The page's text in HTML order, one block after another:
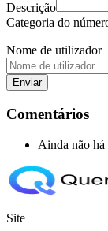
Descrição
Categoria do
Nome de utilizador
Enviar
Comentários
Ainda não há
Site